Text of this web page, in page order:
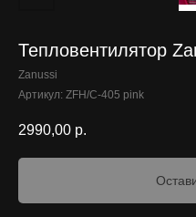
Тепловентилятор
Zanussi
Артикул: ZFH/C-405 pink
2990,00 р.